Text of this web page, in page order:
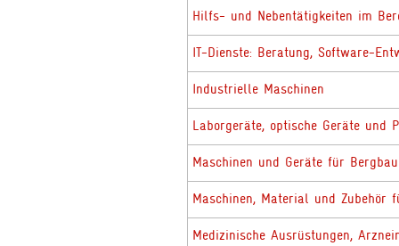
Hilfs- und Nebentätigkeiten im
IT-Dienste: Beratung, Software-
Industrielle Maschinen
Laborgeräte, optische Geräte und
Maschinen und Geräte für
Maschinen, Material und Zubehör
Medizinische Ausrüstungen,